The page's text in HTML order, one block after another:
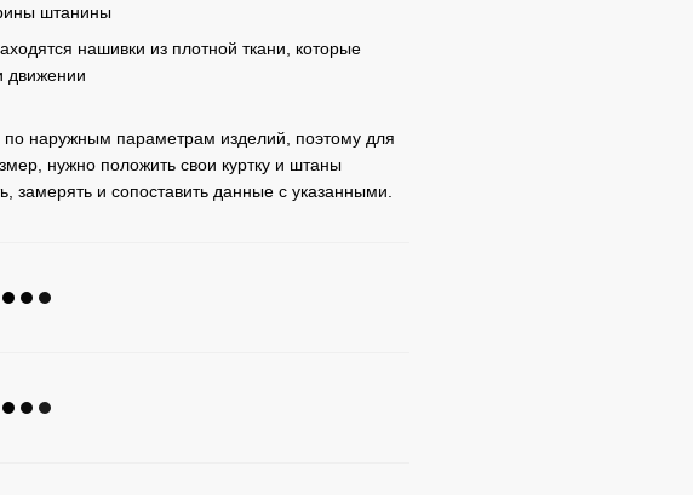
штанины
нашивки из плотной ткани, которые
движении
наружным параметрам изделий, поэтому для
нужно положить свои куртку и штаны
замерять и сопоставить данные с указанными.